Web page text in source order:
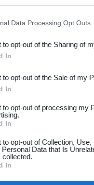
Participants
Data Processing Opt Outs
to opt-out of the Sharing of
In
to opt-out of the Sale of my
In
to opt-out of processing my
In
to opt-out of Collection,
Data that Is
collected.
In